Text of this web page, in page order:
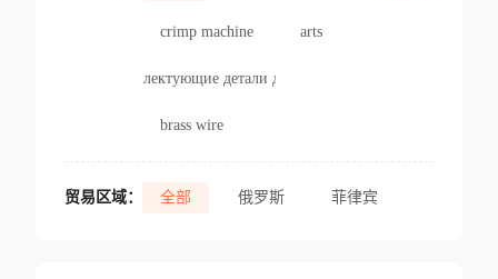
crimp machine arts
комплектующие детали для и
brass wire
贸易区域： 全部 俄罗斯 菲律宾